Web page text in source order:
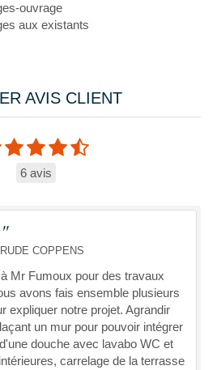
ouvrage
aux existants
AVIS CLIENT
6 avis
COPPENS
Mr Fumoux pour des travaux
avons fais ensemble plusieurs
expliquer notre projet. Agrandir
un mur pour pouvoir intégrer
douche avec lavabo WC et
carrelage de la terrasse